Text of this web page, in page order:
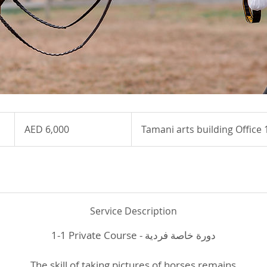
dirhams
AED 6,000 Tamani arts building Office
Service Description
1-1 Private Course - دورة خاصة فردية